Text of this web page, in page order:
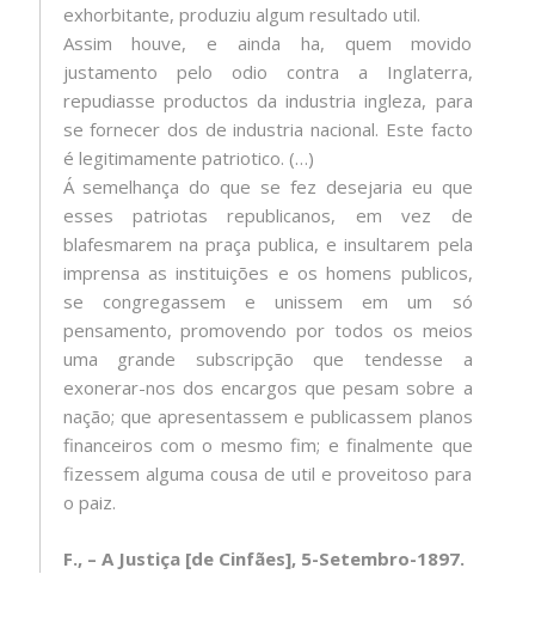
exhorbitante, produziu algum resultado util.
Assim houve, e ainda ha, quem movido
justamento pelo odio contra a Inglaterra,
repudiasse productos da industria ingleza, para
se fornecer dos de industria nacional. Este facto
é legitimamente patriotico. (…)
Á semelhança do que se fez desejaria eu que
esses patriotas republicanos, em vez de
blafesmarem na praça publica, e insultarem pela
imprensa as instituições e os homens publicos,
se congregassem e unissem em um só
pensamento, promovendo por todos os meios
uma grande subscripção que tendesse a
exonerar-nos dos encargos que pesam sobre a
nação; que apresentassem e publicassem planos
financeiros com o mesmo fim; e finalmente que
fizessem alguma cousa de util e proveitoso para
o paiz.
F., – A Justiça [de Cinfães], 5-Setembro-1897.